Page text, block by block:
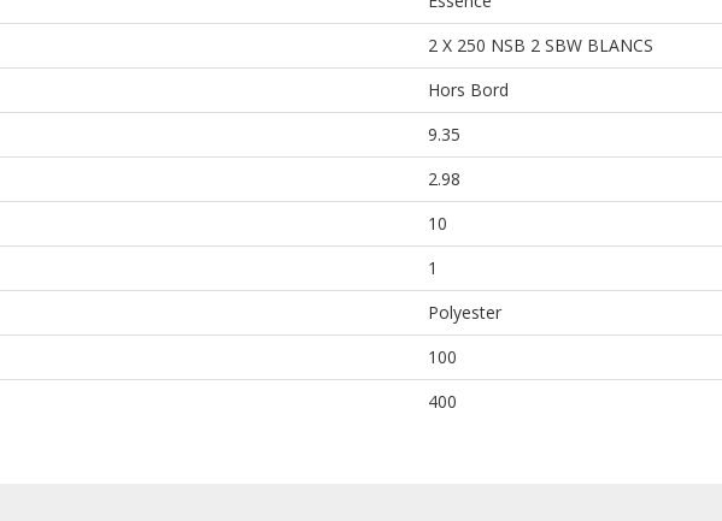
2 X 250 NSB 2 SBW BLANCS
Hors Bord
9.35
2.98
10
1
Polyester
100
400